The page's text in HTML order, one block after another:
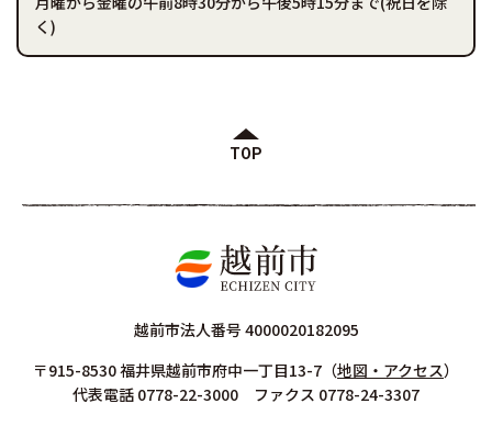
く)
TOP
越前市法人番号 4000020182095
〒915-8530 福井県越前市府中一丁目13-7 （地図・アクセス）
代表電話 0778-22-3000 ファクス 0778-24-3307